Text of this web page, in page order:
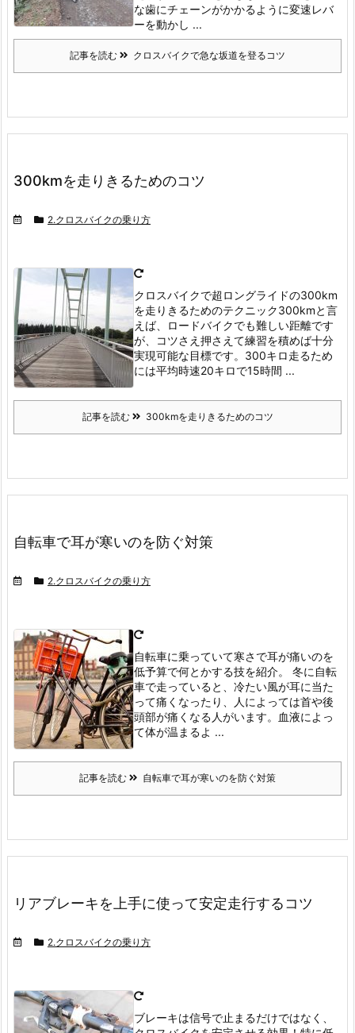
な歯にチェーンがかかるように変速レバ
ーを動かし ...
記事を読む クロスバイクで急な坂道を登るコツ
300kmを走りきるためのコツ
2.クロスバイクの乗り方
クロスバイクで超ロングライドの300km
を走りきるためのテクニック300kmと言
えば、ロードバイクでも難しい距離です
が、コツさえ押さえて練習を積めば十分
実現可能な目標です。 300キロ走るため
には平均時速20キロで15時間 ...
記事を読む 300kmを走りきるためのコツ
自転車で耳が寒いのを防ぐ対策
2.クロスバイクの乗り方
自転車に乗っていて寒さで耳が痛いのを
低予算で何とかする技を紹介。
冬に自転
車で走っていると、冷たい風が耳に当た
って痛くなったり、人によっては首や後
頭部が痛くなる人がいます。
血液によっ
て体が温まるよ ...
記事を読む 自転車で耳が寒いのを防ぐ対策
リアブレーキを上手に使って安定走行するコツ
2.クロスバイクの乗り方
ブレーキは信号で止まるだけではなく、